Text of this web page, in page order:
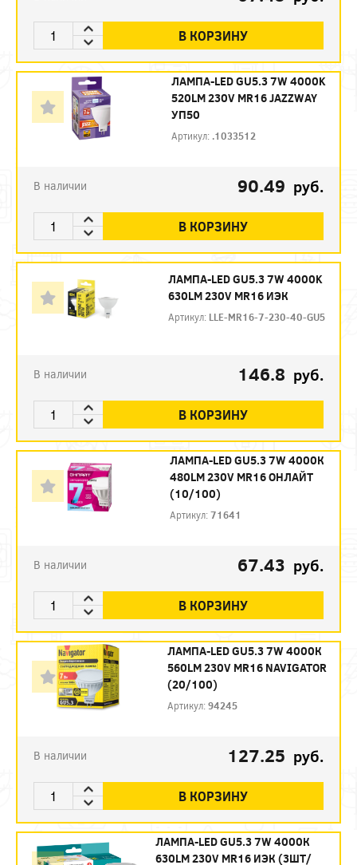
В КОРЗИНУ
ЛАМПА-LED GU5.3 7W 4000K
520LM 230V MR16 JAZZWAY
УП50
Артикул: .1033512
В наличии 90.49 руб.
В КОРЗИНУ
ЛАМПА-LED GU5.3 7W 4000K
630LM 230V MR16 ИЭК
Артикул: LLE-MR16-7-230-40-GU5
В наличии 146.8 руб.
В КОРЗИНУ
ЛАМПА-LED GU5.3 7W 4000К
480LM 230V MR16 ОНЛАЙТ
(10/100)
Артикул:71641
В наличии 67.43 руб.
В КОРЗИНУ
ЛАМПА-LED GU5.3 7W 4000К
560LM 230V MR16 NAVIGATOR
(20/100)
Артикул:94245
В наличии 127.25 руб.
В КОРЗИНУ
ЛАМПА-LED GU5.3 7W 4000К
630LM 230V MR16 ИЭК (3ШТ/